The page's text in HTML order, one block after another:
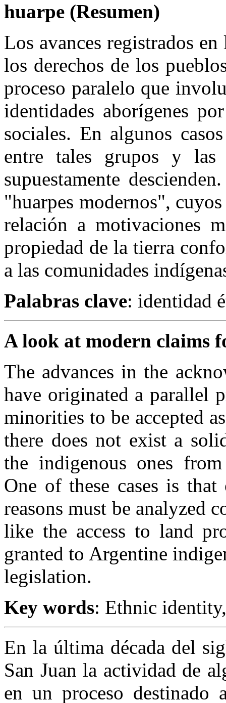
huarpe (Resumen)
Los avances registrados
los derechos de los
proceso paralelo que
identidades aborígenes
sociales. En algunos
entre tales grupos y las
supuestamente
"huarpes modernos",
relación a motivaciones
propiedad de la tierra
a las comunidades
Palabras clave: identidad
A look at modern claims
The advances in the
have originated a parallel
minorities to be accepted
there does not exist a
the indigenous ones
One of these cases is
reasons must be analyzed
like the access to land
granted to Argentine
legislation.
Key words: Ethnic
En la última década del
San Juan la actividad de
en un proceso destinado